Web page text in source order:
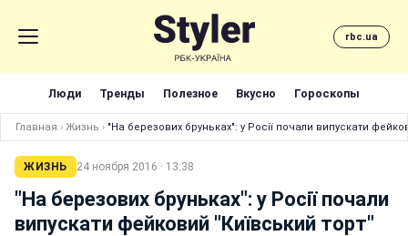
rbc.ua
Люди Тренды Полезное Вкусно Гороскопы
Главная › Жизнь › "На березових бруньках": у Росії почали випускати
ЖИЗНЬ 24 ноября 2016 · 13:38
"На березових бруньках": у Росії почали
випускати фейковий "Київський торт"